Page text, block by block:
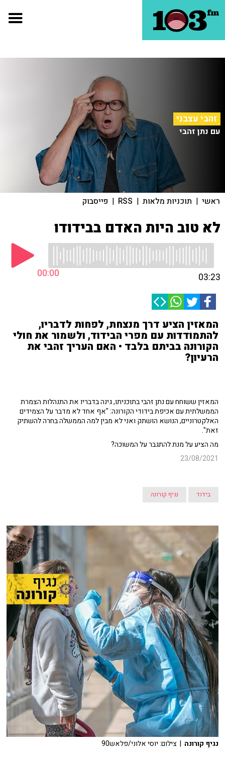
זהבי עצבני
עם נתן זהבי
ראשי | תוכניות מלאות |
RSS
| פייסבוק
לא טוב היות האדם בבידודו
00:00 03:23
המאזין הציע דרך מנצחת, לפחות לדבריו,
להתמודדות עם מפרי הבידוד, ולשמור את חולי
הקורונה בביתם בלבד • האם העריך זהבי את
הרעיון?
המאזין ששוחח עם נתן זהבי בתוכניתו, גינה בדבריו את התנהלות הצמרת
הממשלתית עם אכיפת בידודי הקורונה: "אף אחד לא מדבר על הצמידים
האלקטרוניים, הנושא הושתק ואני לא מבין למה הממשלה בחרה להשתיק
זאת".
מה הציע על מנת להתגבר על המשוכה?
23/08/2021
בידוד נגיף קורונה
נגיף קורונה | צילום: יוסי אלוני/פלאש90